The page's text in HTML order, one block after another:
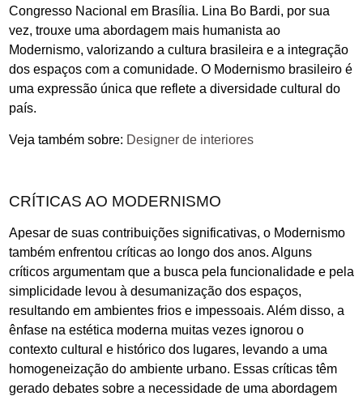
Congresso Nacional em Brasília. Lina Bo Bardi, por sua
vez, trouxe uma abordagem mais humanista ao
Modernismo, valorizando a cultura brasileira e a integração
dos espaços com a comunidade. O Modernismo brasileiro é
uma expressão única que reflete a diversidade cultural do
país.
Veja também sobre: Designer de interiores
CRÍTICAS AO MODERNISMO
Apesar de suas contribuições significativas, o Modernismo
também enfrentou críticas ao longo dos anos. Alguns
críticos argumentam que a busca pela funcionalidade e pela
simplicidade levou à desumanização dos espaços,
resultando em ambientes frios e impessoais. Além disso, a
ênfase na estética moderna muitas vezes ignorou o
contexto cultural e histórico dos lugares, levando a uma
homogeneização do ambiente urbano. Essas críticas têm
gerado debates sobre a necessidade de uma abordagem